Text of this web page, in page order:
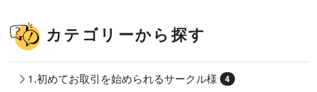
カテゴリーから探す
1.初めてお取引を始められるサークル様 4